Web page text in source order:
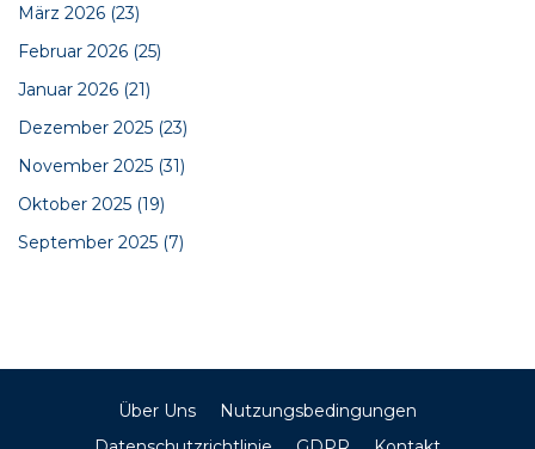
März 2026 (23)
Februar 2026 (25)
Januar 2026 (21)
Dezember 2025 (23)
November 2025 (31)
Oktober 2025 (19)
September 2025 (7)
Über Uns
Nutzungsbedingungen